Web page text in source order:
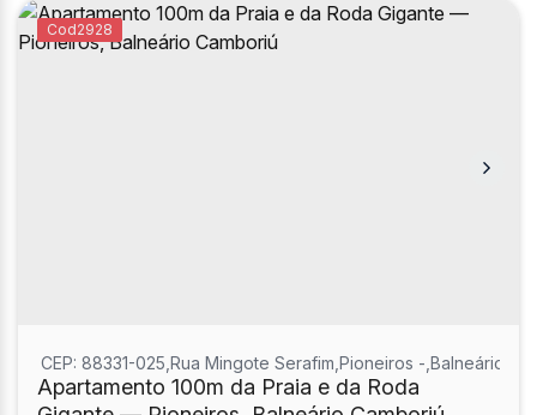
2928
Apartamento 100m da Praia e da Roda
CEP: 88331-025 Rua Mingote Serafim Pioneiros Balneário